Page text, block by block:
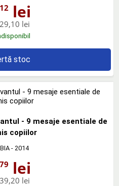
lei
29,10 lei
stoc
- 9 mesaje esentiale de
copiilor
- 2014
lei
39,20 lei